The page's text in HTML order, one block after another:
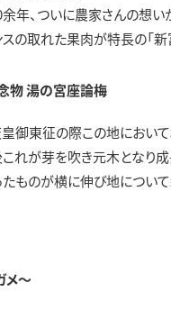
年、ついに農家さんの想い
の取れた果肉が特長の「新
物 湯の宮座論梅
御東征の際この地におい
れが芽を吹き元木となり
ものが横に伸び地につい
メ～